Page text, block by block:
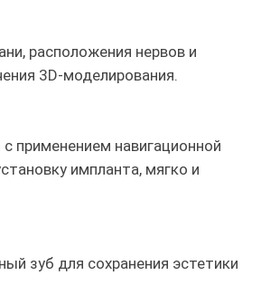
расположения нервов и
3D-моделирования.
применением навигационной
импланта, мягко и
зуб для сохранения эстетики